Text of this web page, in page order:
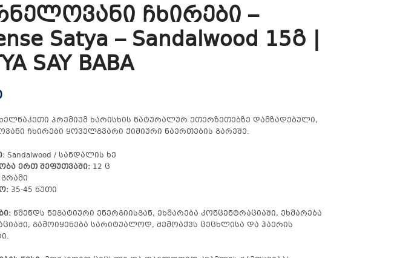
ჩხირები –
Satya – Sandalwood 15გ |
SAY BABA
პრემიუმ ხარისხის ნატურალურ ეთერზეთებზე დამზადებული,
ჩხირები ყოველგვარი ქიმიური ნაერთების გარეშე.
Sandalwood / სანდალის ხე
ერთ შეფუთვაში:12 ც
35-45 წუთი
წმენდს ნეგატიური ენერგიისგან, ეხმარება კონცენტრაციაში, ეხმარება
გამოიყენება სარიტუალოდ, შემოაქვს ცეცხლისა და ჰაერის